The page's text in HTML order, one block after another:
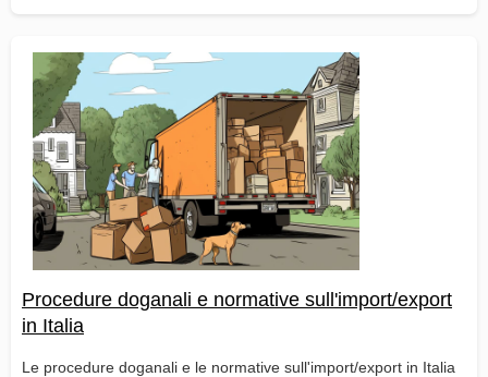
Procedure doganali e normative sull'import/export
in Italia
Le procedure doganali e le normative sull'import/export in Italia